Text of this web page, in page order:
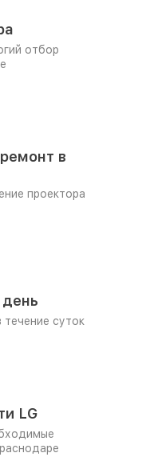
отбор
в
проектора
течение суток
LG